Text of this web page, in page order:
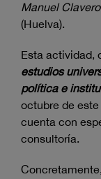
Manuel Clavero
(Huelva).
Esta actividad,
estudios
política e
octubre de
cuenta con
consultoría.